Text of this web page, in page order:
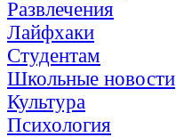
Развлечения
Лайфхаки
Студентам
Школьные новости
Культура
Психология